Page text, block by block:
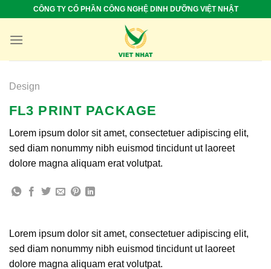
content
CÔNG TY CỔ PHẦN CÔNG NGHỆ DINH DƯỠNG VIỆT NHẬT
Design
FL3 PRINT PACKAGE
Lorem ipsum dolor sit amet, consectetuer adipiscing elit,
sed diam nonummy nibh euismod tincidunt ut laoreet
dolore magna aliquam erat volutpat.
Lorem ipsum dolor sit amet, consectetuer adipiscing elit,
sed diam nonummy nibh euismod tincidunt ut laoreet
dolore magna aliquam erat volutpat.